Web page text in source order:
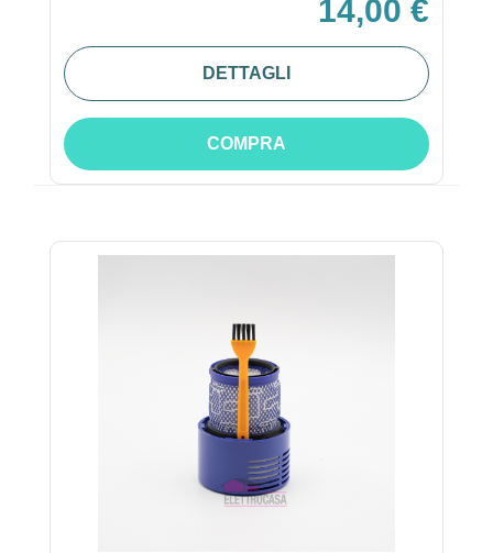
14,00 €
DETTAGLI
COMPRA